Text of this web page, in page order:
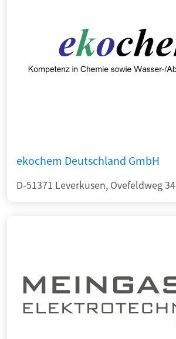
ekochem Deutschland GmbH
D-51371 Leverkusen, Ovefeldweg 34